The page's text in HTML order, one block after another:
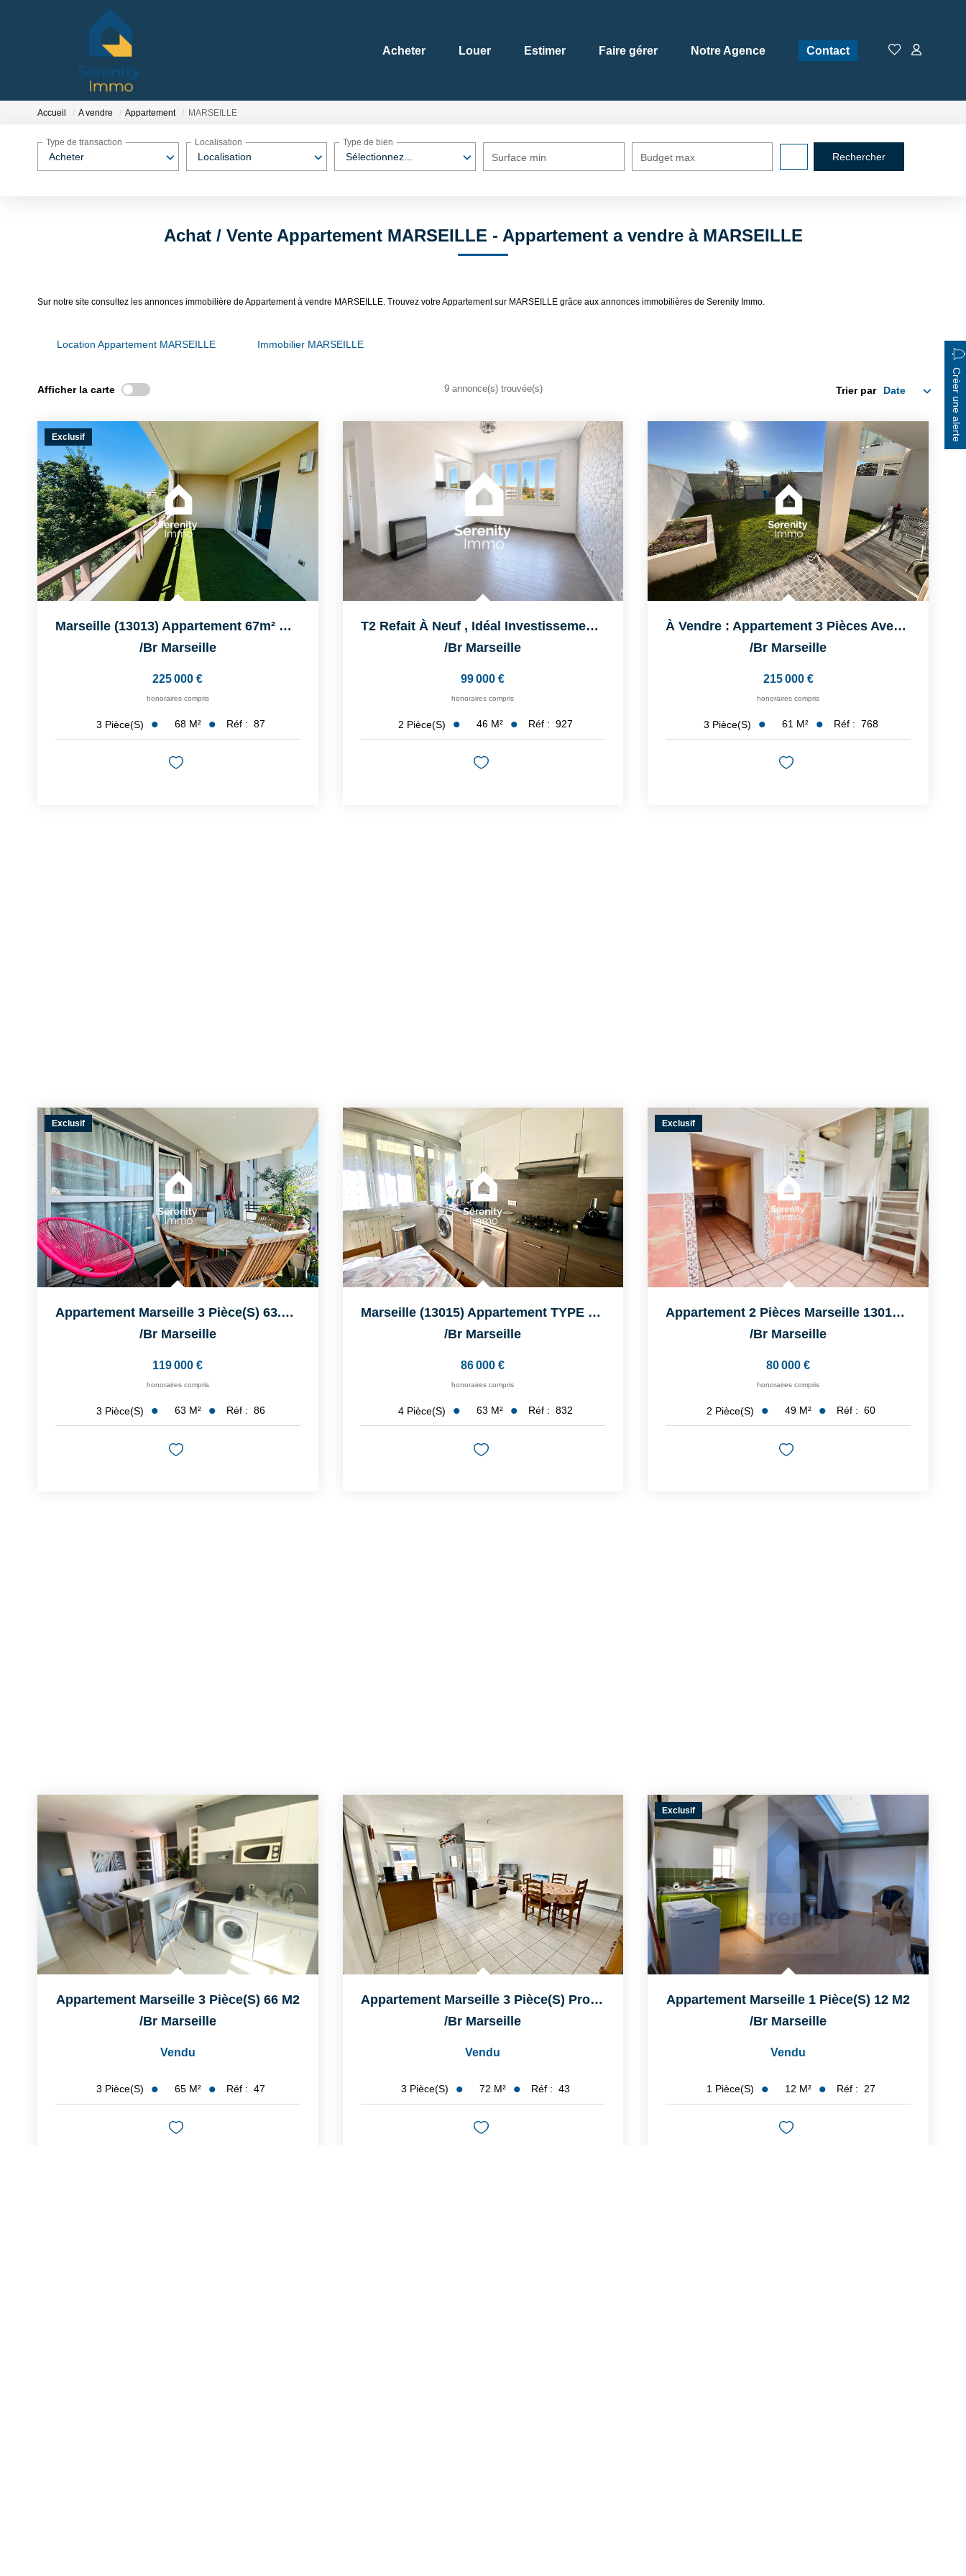
Acheter Louer Estimer Faire gérer Notre Agence Contact
Accueil A vendre Appartement MARSEILLE
Acheter
Type de transaction
Localisation
Localisation
Sélectionnez...
Type de bien
Surface min Budget max
Achat / Vente Appartement MARSEILLE - Appartement a vendre à MARSEILLE
Sur notre site consultez les annonces immobilière de Appartement à vendre MARSEILLE. Trouvez votre Appartement sur MARSEILLE grâce aux annonces immobilières de Serenity Immo.
Location Appartement MARSEILLE Immobilier MARSEILLE
Créer une alerte
Afficher la carte 9 annonce(s) trouvée(s) Trier par
Exclusif
Marseille (13013) Appartement 67m² De Type 3 Avec Terrasse...
/br Marseille
225 000 €
honoraires compris
3 Pièce(s) 68 M² Réf : 87
T2 Refait À Neuf , Idéal Investissement Ou Premier Achat
/br Marseille
99 000 €
honoraires compris
2 Pièce(s) 46 M² Réf : 927
À Vendre : Appartement 3 Pièces Avec Terrasse À Marseille
/br Marseille
215 000 €
honoraires compris
3 Pièce(s) 61 M² Réf : 768
Exclusif
Appartement Marseille 3 Pièce(s) 63.13 M2
/br Marseille
119 000 €
honoraires compris
3 Pièce(s) 63 M² Réf : 86
Marseille (13015) Appartement TYPE 4 De 63 M² Rénové Avec ...
/br Marseille
86 000 €
honoraires compris
4 Pièce(s) 63 M² Réf : 832
Exclusif
Appartement 2 Pièces Marseille 13015 - Idéal Investisseur
/br Marseille
80 000 €
honoraires compris
2 Pièce(s) 49 M² Réf : 60
Appartement Marseille 3 Pièce(s) 66 M2
/br Marseille
Vendu
3 Pièce(s) 65 M² Réf : 47
Appartement Marseille 3 Pièce(s) Proche Gare St Charles
/br Marseille
Vendu
3 Pièce(s) 72 M² Réf : 43
Exclusif
Appartement Marseille 1 Pièce(s) 12 M2
/br Marseille
Vendu
1 Pièce(s) 12 M² Réf : 27